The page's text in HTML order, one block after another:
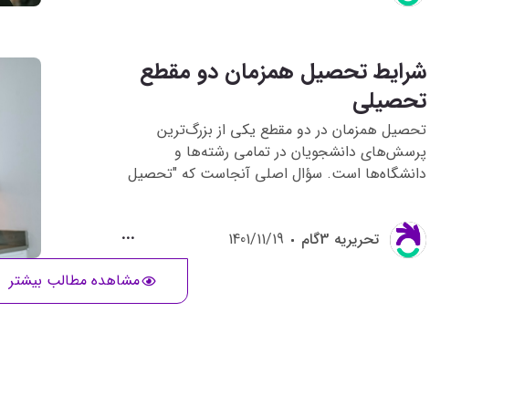
شرایط تحصیل همزمان دو مقطع
تحصیلی
تحصیل همزمان در دو مقطع یکی از بزرگ‌ترین
پرسش‌های دانشجویان در تمامی رشته‌ها و
دانشگاه‌ها است. سؤال اصلی آنجاست که "تحصیل
می‌بایست گفت که شرایطی فراهم شده است که با
توجه به قوانین آن، دانشجویان می‌توانند در دو مقطع
به صورت همزمان تحصیل نمایند.
تحريريه 3گام
1401/11/19
مشاهده مطالب بیشتر